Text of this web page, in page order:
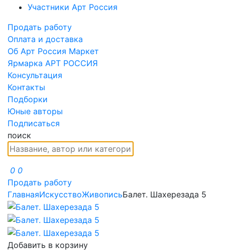
Участники Арт Россия
Продать работу
Оплата и доставка
Об Арт Россия Маркет
Ярмарка АРТ РОССИЯ
Консультация
Контакты
Подборки
Юные авторы
Подписаться
поиск
0 0
Продать работу
ГлавнаяИскусствоЖивописьБалет. Шахерезада 5
Добавить в корзину